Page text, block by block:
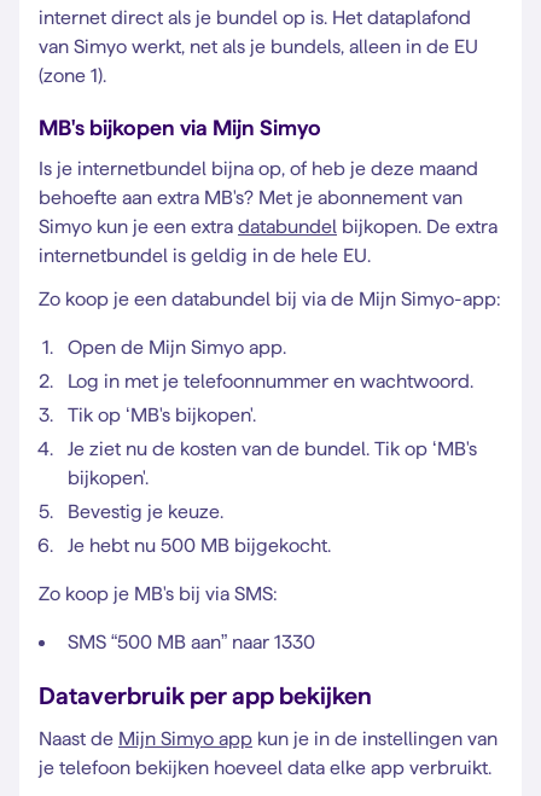
internet direct als je bundel op is. Het dataplafond
van Simyo werkt, net als je bundels, alleen in de EU
(zone 1).
MB's bijkopen via Mijn Simyo
Is je internetbundel bijna op, of heb je deze maand
behoefte aan extra MB's? Met je abonnement van
Simyo kun je een extra databundel bijkopen. De extra
internetbundel is geldig in de hele EU.
Zo koop je een databundel bij via de Mijn Simyo-app:
Open de Mijn Simyo app.
Log in met je telefoonnummer en wachtwoord.
Tik op ‘MB's bijkopen'.
Je ziet nu de kosten van de bundel. Tik op ‘MB's
bijkopen'.
Bevestig je keuze.
Je hebt nu 500 MB bijgekocht.
Zo koop je MB's bij via SMS:
SMS “500 MB aan” naar 1330
Dataverbruik per app bekijken
Naast de Mijn Simyo app kun je in de instellingen van
je telefoon bekijken hoeveel data elke app verbruikt.